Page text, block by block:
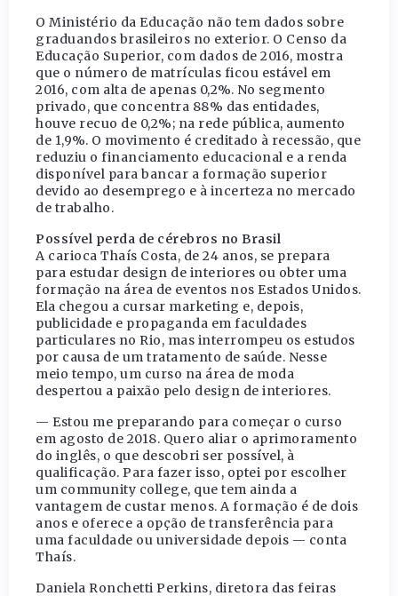
O Ministério da Educação não tem dados sobre
graduandos brasileiros no exterior. O Censo da
Educação Superior, com dados de 2016, mostra
que o número de matrículas ficou estável em
2016, com alta de apenas 0,2%. No segmento
privado, que concentra 88% das entidades,
houve recuo de 0,2%; na rede pública, aumento
de 1,9%. O movimento é creditado à recessão, que
reduziu o financiamento educacional e a renda
disponível para bancar a formação superior
devido ao desemprego e à incerteza no mercado
de trabalho.
Possível perda de cérebros no Brasil
A carioca Thaís Costa, de 24 anos, se prepara
para estudar design de interiores ou obter uma
formação na área de eventos nos Estados Unidos.
Ela chegou a cursar marketing e, depois,
publicidade e propaganda em faculdades
particulares no Rio, mas interrompeu os estudos
por causa de um tratamento de saúde. Nesse
meio tempo, um curso na área de moda
despertou a paixão pelo design de interiores.
— Estou me preparando para começar o curso
em agosto de 2018. Quero aliar o aprimoramento
do inglês, o que descobri ser possível, à
qualificação. Para fazer isso, optei por escolher
um community college, que tem ainda a
vantagem de custar menos. A formação é de dois
anos e oferece a opção de transferência para
uma faculdade ou universidade depois — conta
Thaís.
Daniela Ronchetti Perkins, diretora das feiras